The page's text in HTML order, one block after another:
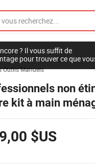
? Il vous suffit de
pour trouver ce que
Outils Manuels
non
kit à main
$US